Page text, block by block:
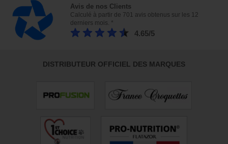
Avis de nos Clients
Calculé à partir de 701 avis obtenus sur les 12
derniers mois. *
4.65/5
DISTRIBUTEUR OFFICIEL DES MARQUES